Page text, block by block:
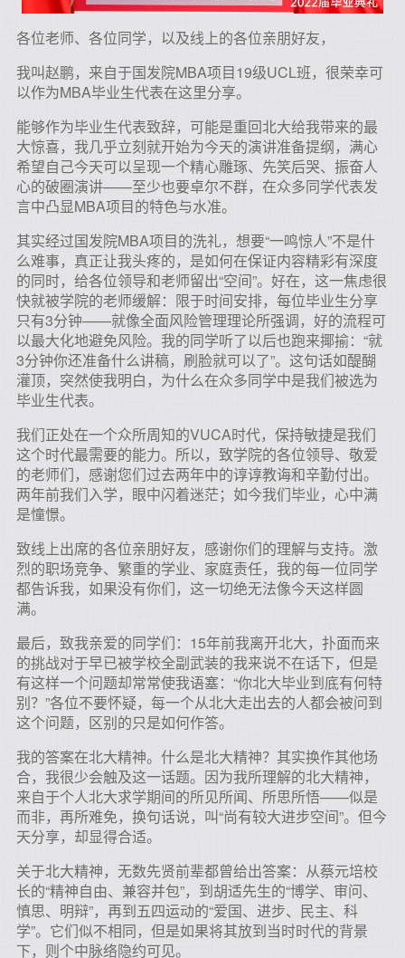
各位老师、各位同学，以及线上的各位亲朋好友，
我叫赵鹏，来自于国发院MBA项目19级UCL班，很荣幸可
以作为MBA毕业生代表在这里分享。
能够作为毕业生代表致辞，可能是重回北大给我带来的最
大惊喜，我几乎立刻就开始为今天的演讲准备提纲，满心
希望自己今天可以呈现一个精心雕琢、先笑后哭、振奋人
心的破圈演讲——至少也要卓尔不群，在众多同学代表发
言中凸显MBA项目的特色与水准。
其实经过国发院MBA项目的洗礼，想要“一鸣惊人”不是什
么难事，真正让我头疼的，是如何在保证内容精彩有深度
的同时，给各位领导和老师留出“空间”。好在，这一焦虑很
快就被学院的老师缓解：限于时间安排，每位毕业生分享
只有3分钟——就像全面风险管理理论所强调，好的流程可
以最大化地避免风险。我的同学听了以后也跑来揶揄：“就
3分钟你还准备什么讲稿，刷脸就可以了”。这句话如醍醐
灌顶，突然使我明白，为什么在众多同学中是我们被选为
毕业生代表。
我们正处在一个众所周知的VUCA时代，保持敏捷是我们
这个时代最需要的能力。所以，致学院的各位领导、敬爱
的老师们，感谢您们过去两年中的谆谆教诲和辛勤付出。
两年前我们入学，眼中闪着迷茫；如今我们毕业，心中满
是憧憬。
致线上出席的各位亲朋好友，感谢你们的理解与支持。激
烈的职场竞争、繁重的学业、家庭责任，我的每一位同学
都告诉我，如果没有你们，这一切绝无法像今天这样圆
满。
最后，致我亲爱的同学们：15年前我离开北大，扑面而来
的挑战对于早已被学校全副武装的我来说不在话下，但是
有这样一个问题却常常使我语塞：“你北大毕业到底有何特
别？”各位不要怀疑，每一个从北大走出去的人都会被问到
这个问题，区别的只是如何作答。
我的答案在北大精神。什么是北大精神？其实换作其他场
合，我很少会触及这一话题。因为我所理解的北大精神，
来自于个人北大求学期间的所见所闻、所思所悟——似是
而非，再所难免，换句话说，叫“尚有较大进步空间”。但今
天分享，却显得合适。
关于北大精神，无数先贤前辈都曾给出答案：从蔡元培校
长的“精神自由、兼容并包”，到胡适先生的“博学、审问、
慎思、明辩”，再到五四运动的“爱国、进步、民主、科
学”。它们似不相同，但是如果将其放到当时时代的背景
下，则个中脉络隐约可见。